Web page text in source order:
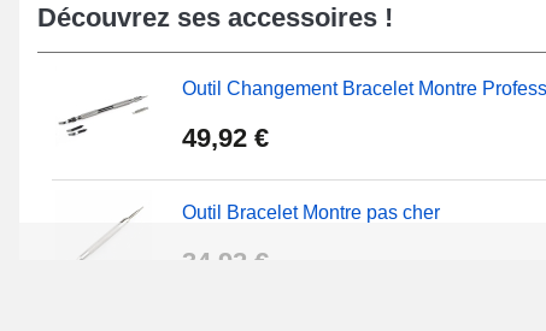
Découvrez ses accessoires !
Outil Changement Bracelet Montre
49,92 €
Outil Bracelet Montre pas cher
34,92 €